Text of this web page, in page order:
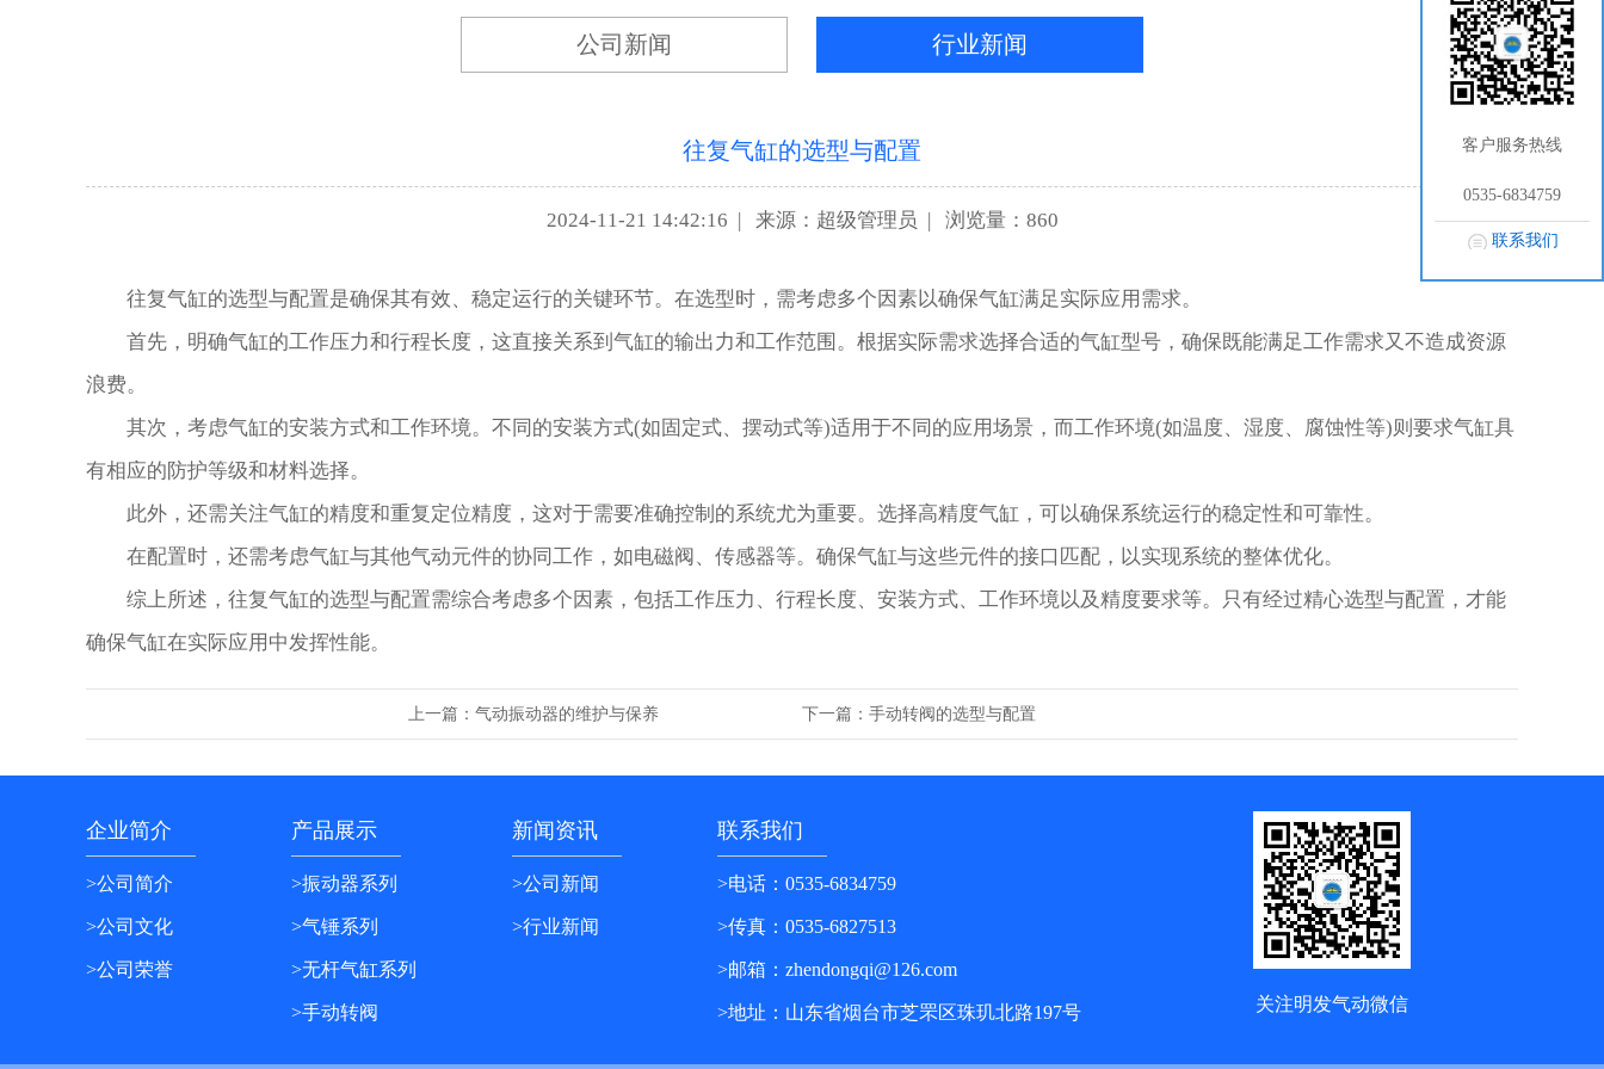
公司新闻 行业新闻
往复气缸的选型与配置
2024-11-21 14:42:16 | 来源：超级管理员 | 浏览量：860
往复气缸的选型与配置是确保其有效、稳定运行的关键环节。在选型时，需考虑多个因素以确保气缸满足实际应用需求。
首先，明确气缸的工作压力和行程长度，这直接关系到气缸的输出力和工作范围。根据实际需求选择合适的气缸型号，确保既能满足工作需求又不造成资源
浪费。
其次，考虑气缸的安装方式和工作环境。不同的安装方式(如固定式、摆动式等)适用于不同的应用场景，而工作环境(如温度、湿度、腐蚀性等)则要求气缸具
有相应的防护等级和材料选择。
此外，还需关注气缸的精度和重复定位精度，这对于需要准确控制的系统尤为重要。选择高精度气缸，可以确保系统运行的稳定性和可靠性。
在配置时，还需考虑气缸与其他气动元件的协同工作，如电磁阀、传感器等。确保气缸与这些元件的接口匹配，以实现系统的整体优化。
综上所述，往复气缸的选型与配置需综合考虑多个因素，包括工作压力、行程长度、安装方式、工作环境以及精度要求等。只有经过精心选型与配置，才能
确保气缸在实际应用中发挥性能。
上一篇： 气动振动器的维护与保养 下一篇： 手动转阀的选型与配置
企业简介
>公司简介
>公司文化
>公司荣誉
产品展示
>振动器系列
>气锤系列
>无杆气缸系列
>手动转阀
新闻资讯
>公司新闻
>行业新闻
联系我们
>电话：0535-6834759
>传真：0535-6827513
>邮箱：zhendongqi@126.com
>地址：山东省烟台市芝罘区珠玑北路197号 关注明发气动微信
客户服务热线
0535-6834759
联系我们